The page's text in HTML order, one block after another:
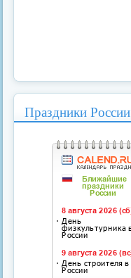
Праздники России